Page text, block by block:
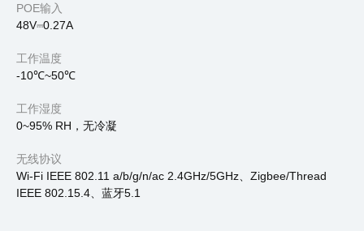
POE输入
48V⎓0.27A
工作温度
-10℃~50℃
工作湿度
0~95% RH，无冷凝
无线协议
Wi-Fi IEEE 802.11 a/b/g/n/ac 2.4GHz/5GHz、Zigbee/Thread
IEEE 802.15.4、蓝牙5.1